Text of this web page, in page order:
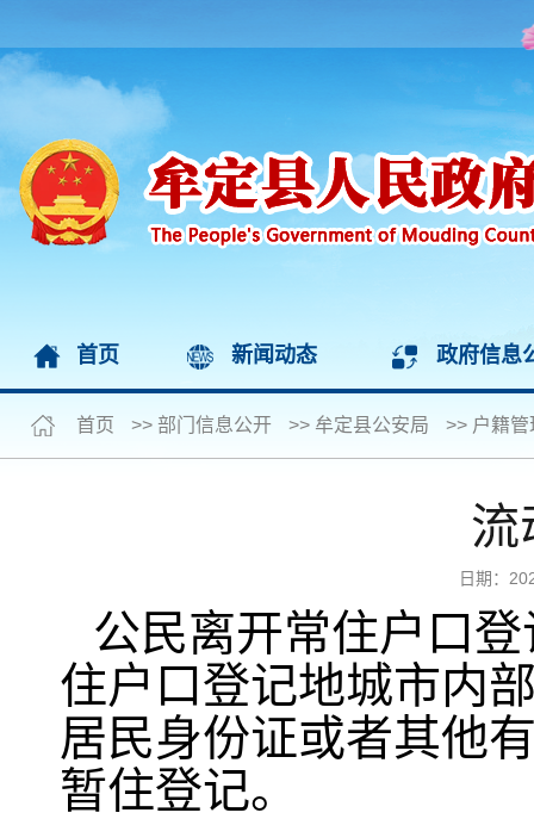
首页 新闻动态 政府信息
首页 >> 部门信息公开 >> 牟定县公安局 >> 户籍管
流
日期：
公民离开常住户口
住户口登记地城市内
居民身份证或者其他
暂住登记。